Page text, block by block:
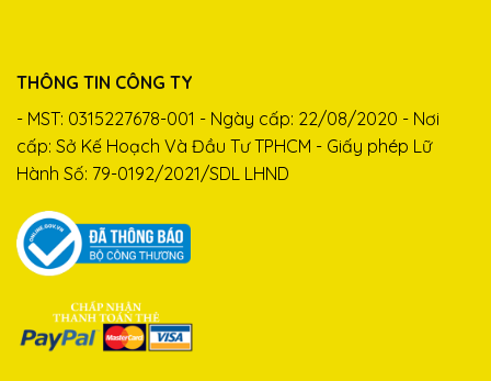
THÔNG TIN CÔNG TY
- MST: 0315227678-001 - Ngày cấp: 22/08/2020 - Nơi
cấp: Sở Kế Hoạch Và Đầu Tư TPHCM - Giấy phép Lữ
Hành Số: 79-0192/2021/SDL LHND